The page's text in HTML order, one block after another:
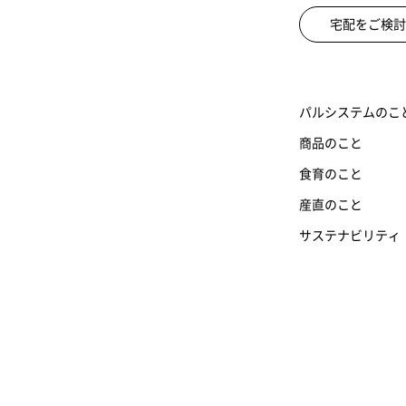
宅配をご検
パルシステムのこ
商品のこと
食育のこと
産直のこと
サステナビリティ